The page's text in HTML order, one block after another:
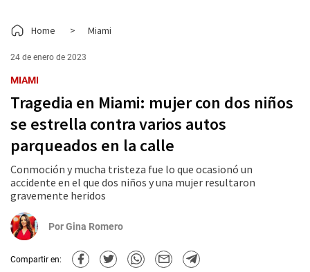
Home > Miami
24 de enero de 2023
MIAMI
Tragedia en Miami: mujer con dos niños
se estrella contra varios autos
parqueados en la calle
Conmoción y mucha tristeza fue lo que ocasionó un
accidente en el que dos niños y una mujer resultaron
gravemente heridos
PorGina Romero
Compartir en: